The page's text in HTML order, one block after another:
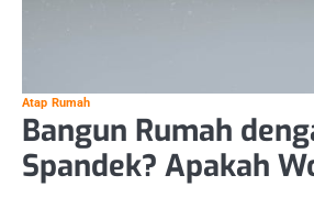
Atap Rumah
Bangun Rumah
Spandek? Apakah